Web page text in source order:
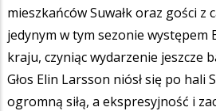
mieszkańców Suwałk oraz gości z
jedynym w tym sezonie występem
kraju, czyniąc wydarzenie jeszcze
Głos Elin Larsson niósł się po hali
ogromną siłą, a ekspresyjność i